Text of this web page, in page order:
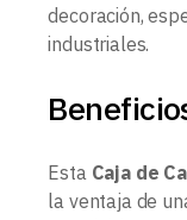
decoración,
industriales.
Esta Caja de
la ventaja de